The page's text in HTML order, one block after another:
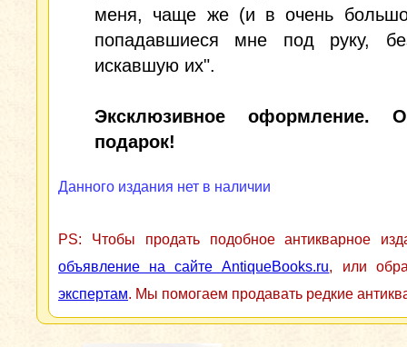
меня, чаще же (и в очень
попадавшиеся мне под руку,
искавшую их".
Эксклюзивное оформление.
подарок!
Данного издания нет в наличии
PS: Чтобы продать подобное антикварное
объявление на сайте AntiqueBooks.ru, или
экспертам. Мы помогаем продавать редкие